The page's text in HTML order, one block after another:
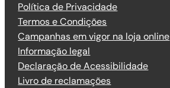
Política de Privacidade
Termos e Condições
Campanhas em vigor na loja online
Informação legal
Declaração de Acessibilidade
Livro de reclamações